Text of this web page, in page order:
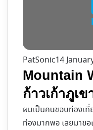
PatSonic14
Mountain
ก้าวเก้าภูเข
ผมเป็นคนชอบท่องเที่
ท่องมากพอ เลยมาข